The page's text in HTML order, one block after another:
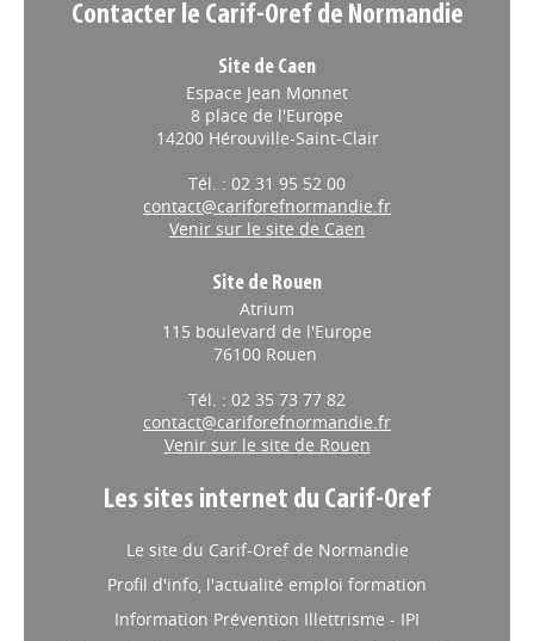
Contacter le Carif-Oref de Normandie
Site de Caen
Espace Jean Monnet
8 place de l'Europe
14200 Hérouville-Saint-Clair
Tél. : 02 31 95 52 00
contact@cariforefnormandie.fr
Venir sur le site de Caen
Site de Rouen
Atrium
115 boulevard de l'Europe
76100 Rouen
Tél. : 02 35 73 77 82
contact@cariforefnormandie.fr
Venir sur le site de Rouen
Les sites internet du Carif-Oref
Le site du Carif-Oref de Normandie
Profil d'info, l'actualité emploi formation
Information Prévention Illettrisme - IPI